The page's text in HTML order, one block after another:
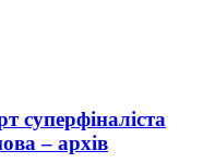
суперфіналіста
– архів